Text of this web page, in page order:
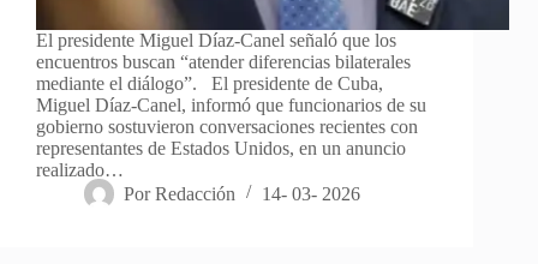
El presidente Miguel Díaz-Canel señaló que los
encuentros buscan “atender diferencias bilaterales
mediante el diálogo”. El presidente de Cuba,
Miguel Díaz-Canel, informó que funcionarios de su
gobierno sostuvieron conversaciones recientes con
representantes de Estados Unidos, en un anuncio
realizado…
Por Redacción 14- 03- 2026